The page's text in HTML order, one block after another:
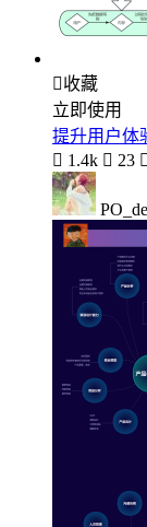
收藏
立即使用
提升用户体
 1.4k  23 